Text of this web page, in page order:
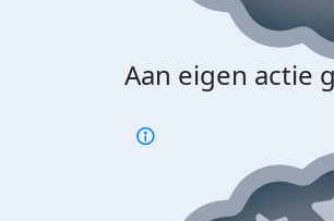
Aan eigen actie